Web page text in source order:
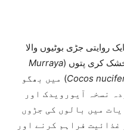
روایتی جڑی بوٹیوں والا
خشک کری پتوں (Murraya
Cocos) میں بھگو
نسخہ آیورویدک اور
میں بالوں کی جڑوں
فراہم کرنے اور